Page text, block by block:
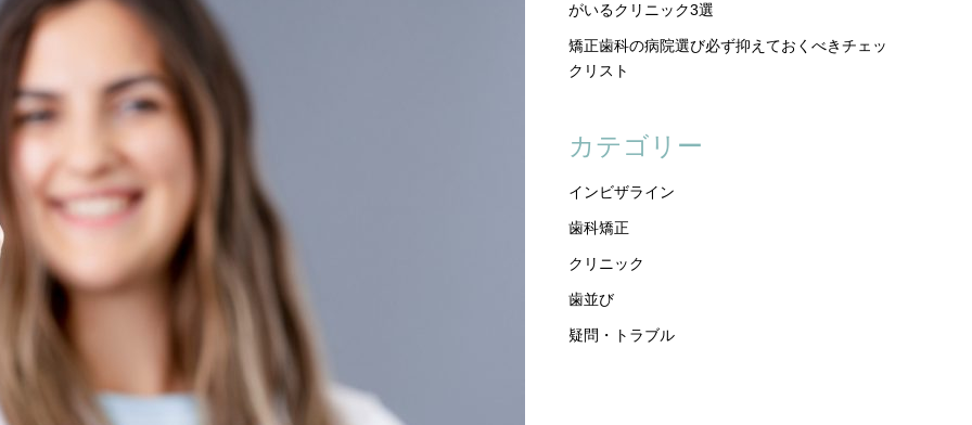
がいるクリニック3選
矯正歯科の病院選び必ず抑えておくべきチェッ
クリスト
カテゴリー
インビザライン
歯科矯正
クリニック
歯並び
疑問・トラブル